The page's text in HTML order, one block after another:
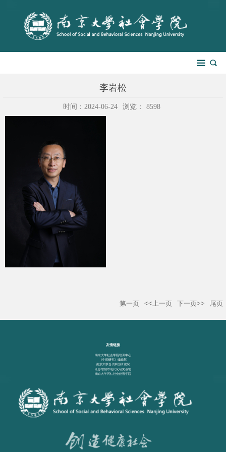
李岩松
时间：2024-06-24 浏览： 8598
第一页 <<上一页 下一页>> 尾页
友情链接
南京大学社会学院培训中心
《中国研究》编辑部
南京大学当代中国研究院
江苏省城市现代化研究基地
南京大学河仁社会慈善学院